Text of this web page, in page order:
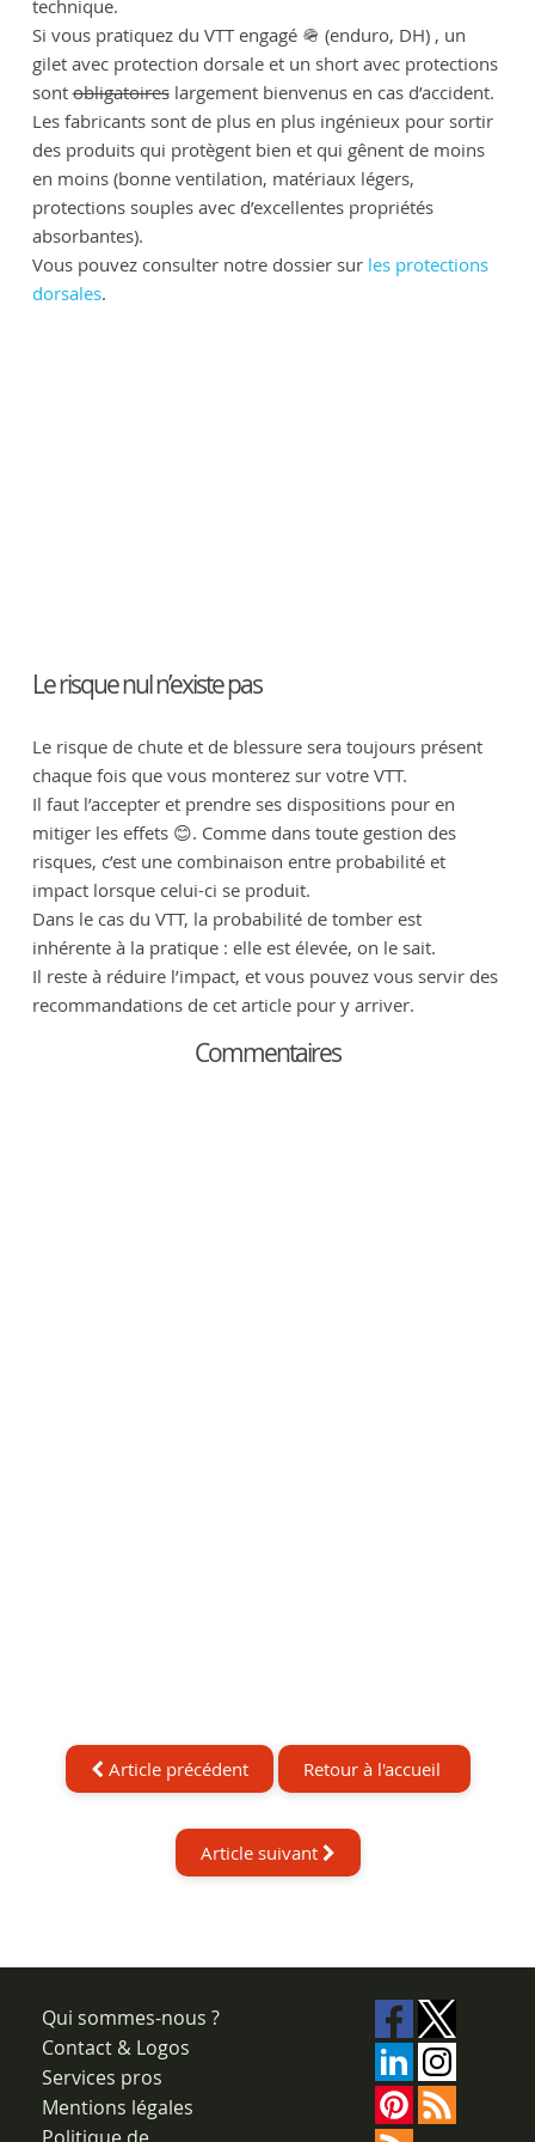
technique.
Si vous pratiquez du VTT engagé 🪖 (enduro, DH) , un
gilet avec protection dorsale et un short avec protections
sontobligatoireslargement bienvenus en cas d’accident.
Les fabricants sont de plus en plus ingénieux pour sortir
des produits qui protègent bien et qui gênent de moins
en moins (bonne ventilation, matériaux légers,
protections souples avec d’excellentes propriétés
absorbantes).
Vous pouvez consulter notre dossier sur les protections
dorsales.
Le risque nul n’existe pas
Le risque de chute et de blessure sera toujours présent
chaque fois que vous monterez sur votre VTT.
Il faut l’accepter et prendre ses dispositions pour en
mitiger les effets 😊. Comme dans toute gestion des
risques, c’est une combinaison entre probabilité et
impact lorsque celui-ci se produit.
Dans le cas du VTT, la probabilité de tomber est
inhérente à la pratique : elle est élevée, on le sait.
Il reste à réduire l’impact, et vous pouvez vous servir des
recommandations de cet article pour y arriver.
Commentaires
Article précédent Retour à l'accueil
Article suivant
Qui sommes-nous ?
Contact & Logos
Services pros
Mentions légales